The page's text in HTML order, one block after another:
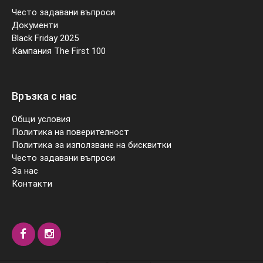
Често задавани въпроси
Документи
Black Friday 2025
Кампания The First 100
Връзка с нас
Общи условия
Политика на поверителност
Политика за използване на бисквитки
Често задавани въпроси
За нас
Контакти